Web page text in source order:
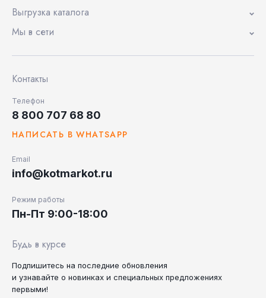
Выгрузка каталога
Мы в сети
Контакты
Телефон
8 800 707 68 80
НАПИСАТЬ В WHATSAPP
Email
info@kotmarkot.ru
Режим работы
Пн-Пт 9:00-18:00
Будь в курсе
Подпишитесь на последние обновления
и узнавайте о новинках и специальных предложениях
первыми!